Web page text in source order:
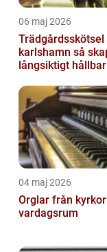
06 maj 2026
Trädgårdsskötsel
karlshamn så skapas en
långsiktigt hållbar
04 maj 2026
Orglar från kyrkorum till
vardagsrum